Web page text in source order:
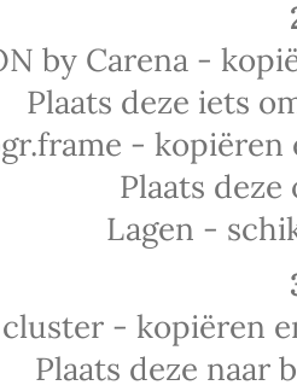
by Carena -
Plaats deze iets
- kopiëren
Plaats
Lagen -
- kopiëren
Plaats deze naar